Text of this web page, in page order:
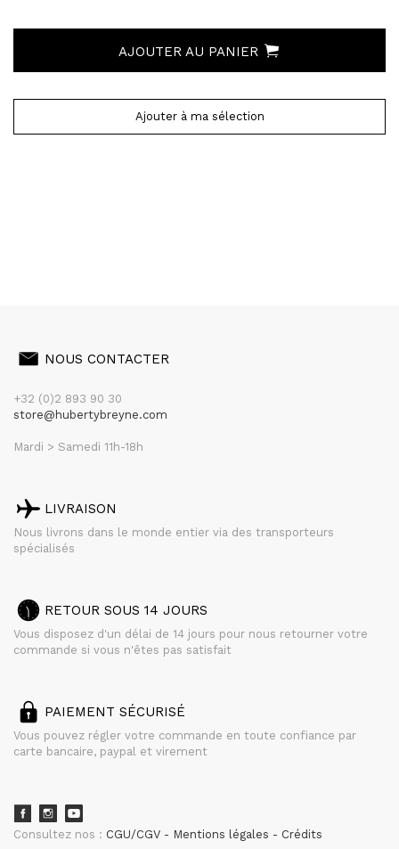
AJOUTER AU PANIER
Ajouter à ma sélection
NOUS CONTACTER
+32 (0)2 893 90 30
store@hubertybreyne.com
Mardi > Samedi 11h-18h
LIVRAISON
Nous livrons dans le monde entier via des transporteurs
spécialisés
RETOUR SOUS 14 JOURS
Vous disposez d'un délai de 14 jours pour nous retourner votre
commande si vous n'êtes pas satisfait
PAIEMENT SÉCURISÉ
Vous pouvez régler votre commande en toute confiance par
carte bancaire, paypal et virement
Consultez nos : CGU/CGV Mentions légales Crédits